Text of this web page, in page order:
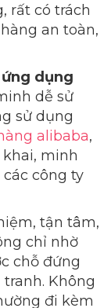
rất có trách
an toàn,
ứng dụng
dễ sử
sử dụng
alibaba,
khai, minh
công ty
tận tâm,
chỉ nhờ
chỗ đứng
Không
đi kèm